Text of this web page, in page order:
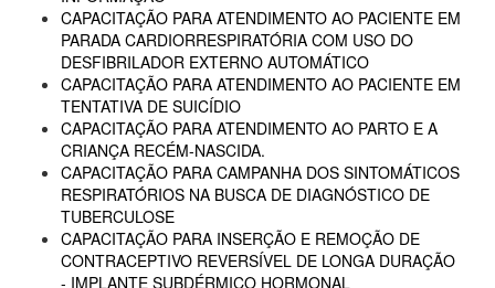
CAPACITAÇÃO PARA ATENDIMENTO AO PACIENTE EM
PARADA CARDIORRESPIRATÓRIA COM USO DO
DESFIBRILADOR EXTERNO AUTOMÁTICO
CAPACITAÇÃO PARA ATENDIMENTO AO PACIENTE EM
TENTATIVA DE SUICÍDIO
CAPACITAÇÃO PARA ATENDIMENTO AO PARTO E A
CRIANÇA RECÉM-NASCIDA.
CAPACITAÇÃO PARA CAMPANHA DOS SINTOMÁTICOS
RESPIRATÓRIOS NA BUSCA DE DIAGNÓSTICO DE
TUBERCULOSE
CAPACITAÇÃO PARA INSERÇÃO E REMOÇÃO DE
CONTRACEPTIVO REVERSÍVEL DE LONGA DURAÇÃO
- IMPLANTE SUBDÉRMICO HORMONAL